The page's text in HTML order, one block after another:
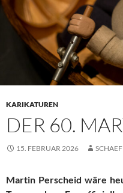
KARIKATUREN
DER 60.
15. FEBRUAR 2026
Martin Perscheid wäre